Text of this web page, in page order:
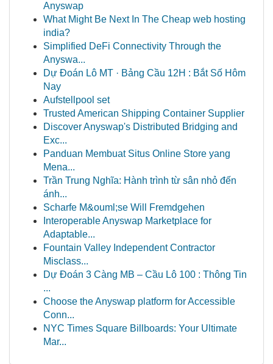
Anyswap
What Might Be Next In The Cheap web hosting
india?
Simplified DeFi Connectivity Through the
Anyswa...
Dự Đoán Lô MT · Bảng Cầu 12H : Bắt Số Hôm
Nay
Aufstellpool set
Trusted American Shipping Container Supplier
Discover Anyswap's Distributed Bridging and
Exc...
Panduan Membuat Situs Online Store yang
Mena...
Trần Trung Nghĩa: Hành trình từ sân nhỏ đến
ánh...
Scharfe M&ouml;se Will Fremdgehen
Interoperable Anyswap Marketplace for
Adaptable...
Fountain Valley Independent Contractor
Misclass...
Dự Đoán 3 Càng MB – Cầu Lô 100 : Thông Tin
...
Choose the Anyswap platform for Accessible
Conn...
NYC Times Square Billboards: Your Ultimate
Mar...